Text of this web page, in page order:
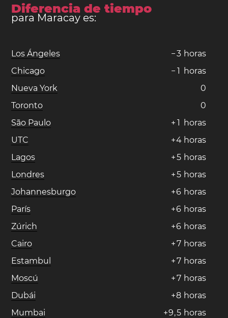
Diferencia de tiempo
para Maracay es:
Los Ángeles −3 horas
Chicago
− 1 horas
Nueva York
0
Toronto
0
São Paulo
+ 1 horas
UTC
+4 horas
Lagos
+5 horas
Londres
+5 horas
Johannesburgo
+6 horas
París
+6 horas
Zúrich
+6 horas
Cairo
+7 horas
Estambul
+7 horas
Moscú
+7 horas
Dubái
+8 horas
Mumbai
+9,5 horas